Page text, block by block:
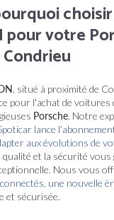
pour votre
, situé à proximité de
pour l'achat de voitures
Porsche. Notre
lance
aux évolutions de
qualité et la sécurité
Nous vous
une nouvelle
et sécurisée.